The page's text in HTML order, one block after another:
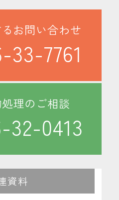
建設当時）の4倍
能力。ナリコーで
や航空機から集めた
処分までのサービス
供しております。ま
る有害物質の除去・
第3工場では焼却時
ギーを発電に有効活
、再生可能な一般廃
お問い合わせ
33-7761
理のご相談
32-0413
資料